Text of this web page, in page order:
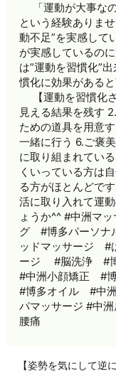
「運動が大事な
という経験ありま
動不足”を実感して
が実感しているの
は”運動を習慣化”
慣化に効果がある
【運動を習慣化
見える結果を残す
ための道具を用意
一緒に行う 6.ご褒
に取り組まれてい
くいっている方は
る方がほとんどで
活に取り入れて運
ょうか^^ #中洲マ
グ #博多パーソナ
ッドマッサージ #
ージ #脳洗浄 #
#中洲小顔矯正 #
#博多オイル #中
パマッサージ #中
腰痛
【姿勢を気にして逆